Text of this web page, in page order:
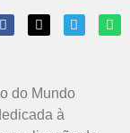
do Mundo
à